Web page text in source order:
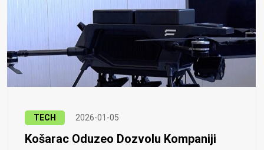
TECH 2026-01-05
Košarac Oduzeo Dozvolu Kompaniji